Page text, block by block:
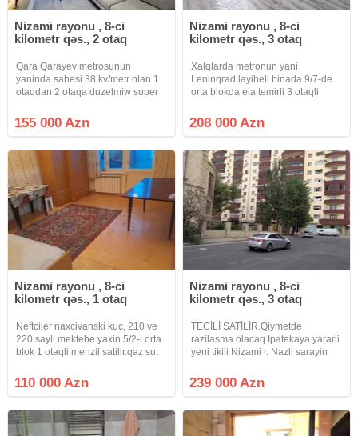
Nizami rayonu , 8-ci
kilometr qəs., 2 otaq
Qara Qarayev metrosunun
yaninda sahesi 38 kv/metr olan 1
otaqdan 2 otaqa duzelmiw super
satilir.Qaz su iwiq fasilesizdi istilik
sistemi kombi.Menzil 16 mertebeli
155 000 Azn
Nizami rayonu , 8-ci
kilometr qəs., 3 otaq
Xalqlarda metronun yani
Leninqrad layiheli binada 9/7-de
orta blokda ela temirli 3 otaqli
208 000 Azn
Nizami rayonu , 8-ci
kilometr qəs., 1 otaq
Neftciler naxcivanski kuc, 210 ve
220 sayli mektebe yaxin 5/2-i orta
blok 1 otaqli menzil satilir.qaz su,
merkezidir.qeydiyyatda hec kes
yoxdur.0fis 1%
110 000 Azn
Nizami rayonu , 8-ci
kilometr qəs., 3 otaq
TECİLİ SATİLİR.Qiymetde
razilasma olacaq.Ipatekaya yararli
yeni tikili Nizami r. Nazli sarayin
sahesi 126.2 kv m.olan 3 otaqli 2
balqonlu yelceken menzil
239 000 Azn